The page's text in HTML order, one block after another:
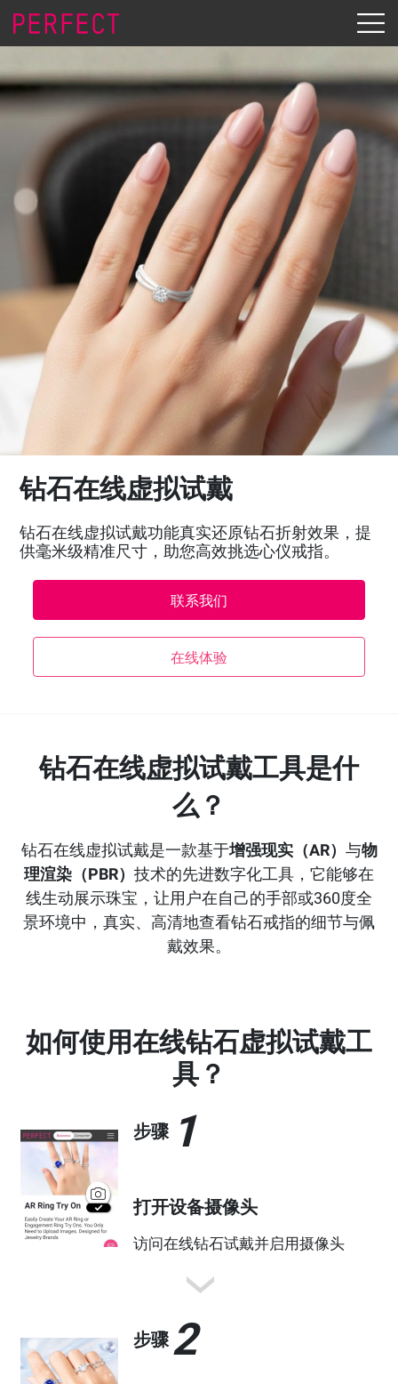
钻石在线虚拟试戴
钻石在线虚拟试戴功能真实还原钻石折射效果，提
供毫米级精准尺寸，助您高效挑选心仪戒指。
联系我们
在线体验
钻石在线虚拟试戴工具是什
么？
钻石在线虚拟试戴是一款基于增强现实（AR） 与物
理渲染（PBR） 技术的先进数字化工具，它能够在
线生动展示珠宝，让用户在自己的手部或360度全
景环境中，真实、高清地查看钻石戒指的细节与佩
戴效果。
如何使用在线钻石虚拟试戴工
具？
步骤 1
打开设备摄像头
访问在线钻石试戴并启用摄像头
步骤2